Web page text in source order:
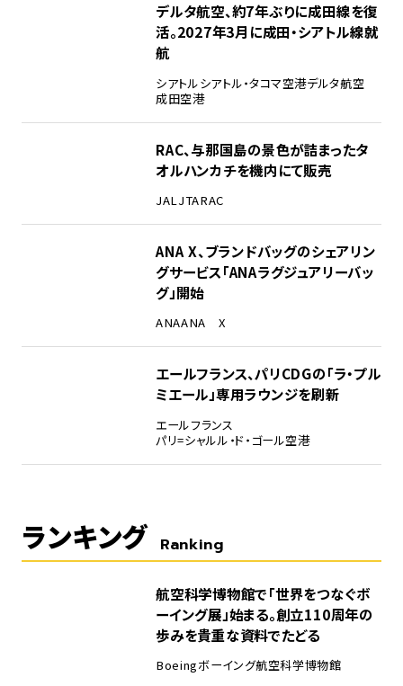
デルタ航空、約7年ぶりに成田線を復
活。2027年3月に成田・シアトル線就
航
シアトルシアトル・タコマ空港デルタ航空
成田空港
RAC、与那国島の景色が詰まったタ
オルハンカチを機内にて販売
JALJTARAC
ANA X、ブランドバッグのシェアリン
グサービス「ANAラグジュアリーバッ
グ」開始
ANAANA X
エールフランス、パリCDGの「ラ・プル
ミエール」専用ラウンジを刷新
エールフランス
パリ=シャルル・ド・ゴール空港
ランキング Ranking
航空科学博物館で「世界をつなぐボ
ーイング展」始まる。創立110周年の
歩みを貴重な資料でたどる
Boeingボーイング航空科学博物館